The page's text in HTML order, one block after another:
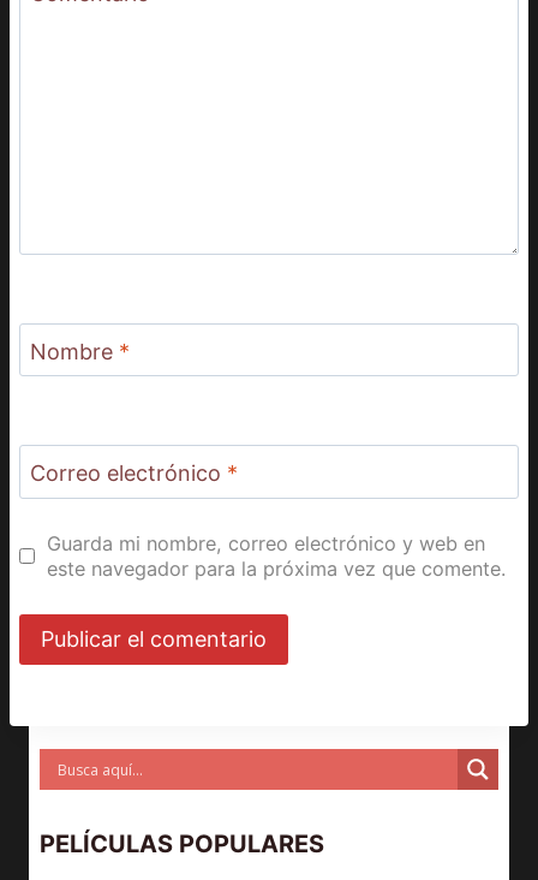
Nombre *
Correo electrónico *
Guarda mi nombre, correo electrónico y web en
este navegador para la próxima vez que comente.
PELÍCULAS POPULARES